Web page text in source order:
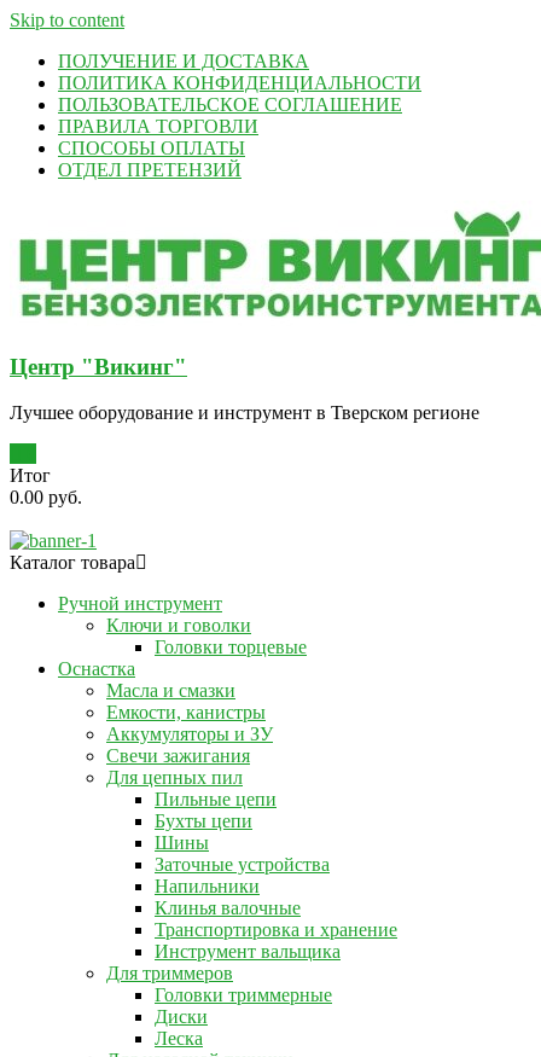
Skip to content
ПОЛУЧЕНИЕ И ДОСТАВКА
ПОЛИТИКА КОНФИДЕНЦИАЛЬНОСТИ
ПОЛЬЗОВАТЕЛЬСКОЕ СОГЛАШЕНИЕ
ПРАВИЛА ТОРГОВЛИ
СПОСОБЫ ОПЛАТЫ
ОТДЕЛ ПРЕТЕНЗИЙ
Центр "Викинг"
Лучшее оборудование и инструмент в Тверском регионе
Итог
0.00 руб.
Каталог товара
Ручной инструмент
Ключи и говолки
Головки торцевые
Оснастка
Масла и смазки
Емкости, канистры
Аккумуляторы и ЗУ
Свечи зажигания
Для цепных пил
Пильные цепи
Бухты цепи
Шины
Заточные устройства
Напильники
Клинья валочные
Транспортировка и хранение
Инструмент вальщика
Для триммеров
Головки триммерные
Диски
Леска